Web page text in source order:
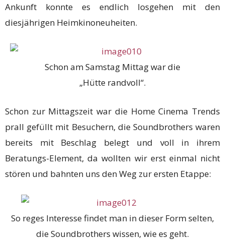
Ankunft konnte es endlich losgehen mit den
diesjährigen Heimkinoneuheiten.
Schon am Samstag Mittag war die
„Hütte randvoll“.
Schon zur Mittagszeit war die Home Cinema Trends
prall gefüllt mit Besuchern, die Soundbrothers waren
bereits mit Beschlag belegt und voll in ihrem
Beratungs-Element, da wollten wir erst einmal nicht
stören und bahnten uns den Weg zur ersten Etappe:
So reges Interesse findet man in dieser Form selten,
die Soundbrothers wissen, wie es geht.